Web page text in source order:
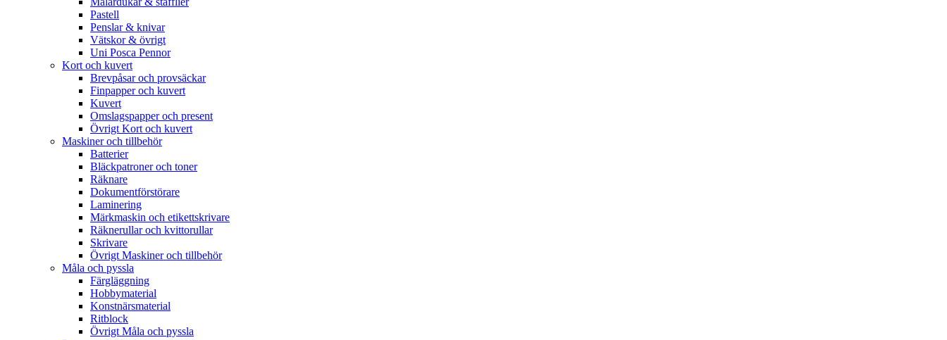
Pastell
Penslar & knivar
Vätskor & övrigt
Uni Posca Pennor
Kort och kuvert
Brevpåsar och provsäckar
Finpapper och kuvert
Kuvert
Omslagspapper och present
Övrigt Kort och kuvert
Maskiner och tillbehör
Batterier
Bläckpatroner och toner
Räknare
Dokumentförstörare
Laminering
Märkmaskin och etikettskrivare
Räknerullar och kvittorullar
Skrivare
Övrigt Maskiner och tillbehör
Måla och pyssla
Färgläggning
Hobbymaterial
Konstnärsmaterial
Ritblock
Övrigt Måla och pyssla